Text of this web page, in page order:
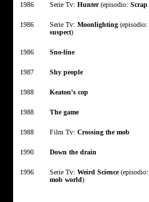
1986 Serie Tv: Hunter(episodio: Scrap
1986 Serie Tv: Moonlighting (episodio:
suspect)
1986 Sno-line
1987 Shy people
1988 Keaton's cop
1988 The game
1988 Film Tv: Crossing the mob
1990 Down the drain
1996 Serie Tv: Weird Science
mob world)